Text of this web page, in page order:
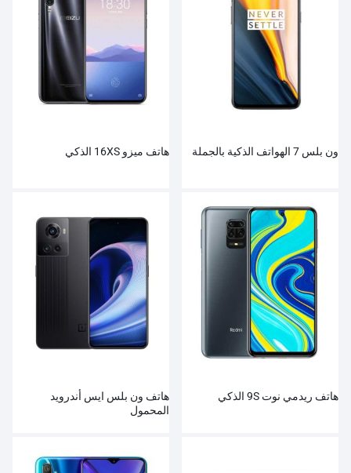
ون بلس 7 الهواتف الذكية بالجملة هاتف ميزو 16XS الذكي
هاتف ريدمي نوت 9S الذكي
هاتف ون بلس ايس أندرويد
المحمول